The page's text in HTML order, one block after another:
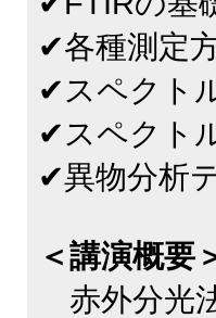
✔各種測定
✔スペクト
✔スペクト
✔異物分析
＜講演概要
赤外分光